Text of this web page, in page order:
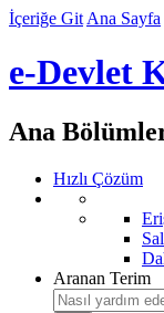
İçeriğe Git Ana Sayfa
e-Devlet
Ana
Hızlı Çözüm
Aranan Terim